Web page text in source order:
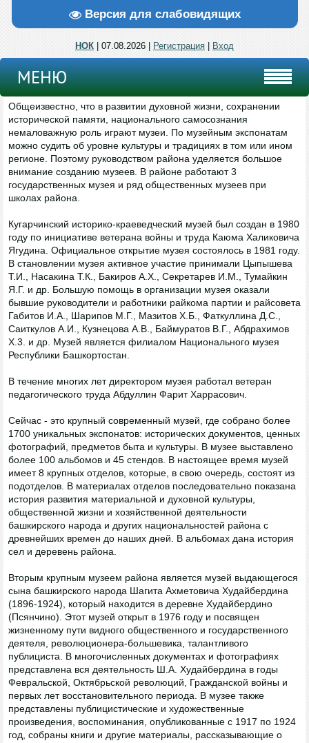
Версия для слабовидящих
НОК | 07.08.2026 | Регистрация Вход
МЕНЮ
Общеизвестно, что в развитии духовной жизни, сохранении
исторической памяти, национального самосознания
немаловажную роль играют музеи. По музейным экспонатам
можно судить об уровне культуры и традициях в том или ином
регионе. Поэтому руководством района уделяется большое
внимание созданию музеев. В районе работают 3
государственных музея и ряд общественных музеев при
школах района.
Кугарчинский историко-краеведческий музей был создан в 1980
году по инициативе ветерана войны и труда Каюма Халиковича
Ягудина. Официальное открытие музея состоялось в 1981 году.
В становлении музея активное участие принимали Цыпышева
Т.И., Насакина Т.К., Бакиров А.X., Секретарев И.М., Тумайкин
Я.Г. и др. Большую помощь в организации музея оказали
бывшие руководители и работники райкома партии и райсовета
Габитов И.А., Шарипов М.Г., Мазитов X.Б., Фаткуллина Д.С.,
Саиткулов А.И., Кузнецова А.В., Баймуратов В.Г., Абдрахимов
X.3. и др. Музей является филиалом Национального музея
Республики Башкортостан.
В течение многих лет директором музея работал ветеран
педагогического труда Абдуллин Фарит Харрасович.
Сейчас - это крупный современный музей, где собрано более
1700 уникальных экспонатов: исторических документов, ценных
фотографий, предметов быта и культуры. В музее выставлено
более 100 альбомов и 45 стендов. В настоящее время музей
имеет 8 крупных отделов, которые, в свою очередь, состоят из
подотделов. В материалах отделов последовательно показана
история развития материальной и духовной культуры,
общественной жизни и хозяйственной деятельности
башкирского народа и других национальностей района с
древнейших времен до наших дней. В альбомах дана история
сел и деревень района.
Вторым крупным музеем района является музей выдающегося
сына башкирского народа Шагита Ахметовича Худайбердина
(1896-1924), который находится в деревне Худайбердино
(Псянчино). Этот музей открыт в 1976 году и посвящен
жизненному пути видного общественного и государственного
деятеля, революционера-большевика, талантливого
публициста. В многочисленных документах и фотографиях
представлена вся деятельность Ш.А. Худайбердина в годы
Февральской, Октябрьской революций, Гражданской войны и
первых лет восстановительного периода. В музее также
представлены публицистические и художественные
произведения, воспоминания, опубликованные с 1917 по 1924
год, собраны книги и другие материалы, рассказывающие о